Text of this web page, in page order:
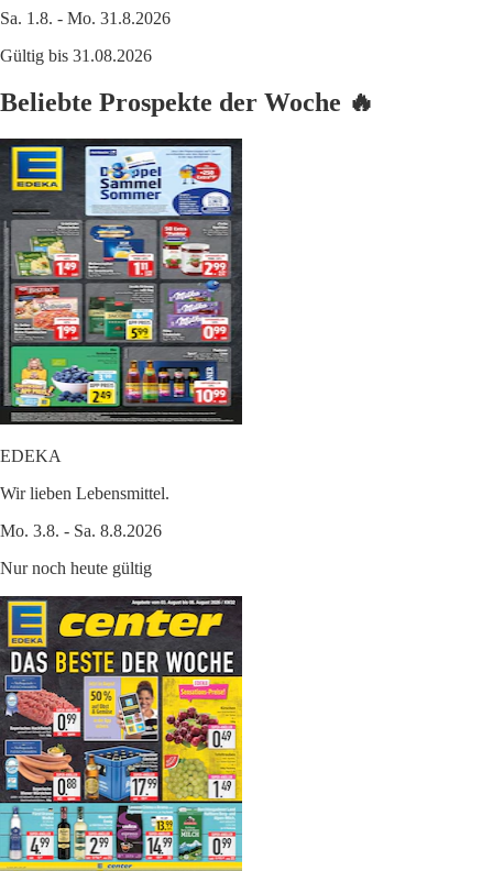
Sa. 1.8. - Mo. 31.8.2026
Gültig bis 31.08.2026
Beliebte Prospekte der Woche 🔥
EDEKA
Wir lieben Lebensmittel.
Mo. 3.8. - Sa. 8.8.2026
Nur noch heute gültig